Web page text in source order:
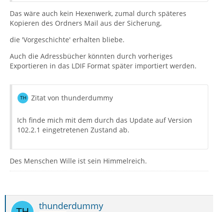
Das wäre auch kein Hexenwerk, zumal durch späteres
Kopieren des Ordners Mail aus der Sicherung,
die 'Vorgeschichte' erhalten bliebe.
Auch die Adressbücher könnten durch vorheriges
Exportieren in das LDIF Format später importiert werden.
Zitat von thunderdummy
Ich finde mich mit dem durch das Update auf Version
102.2.1 eingetretenen Zustand ab.
Des Menschen Wille ist sein Himmelreich.
thunderdummy